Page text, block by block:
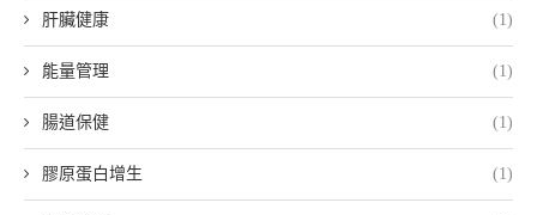
肝臟健康 (1)
能量管理 (1)
腸道保健 (1)
膠原蛋白增生 (1)